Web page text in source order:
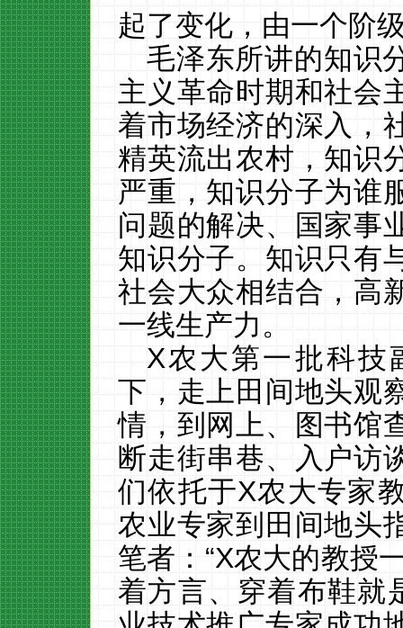
起了变化，由一个阶
毛泽东所讲的知识
主义革命时期和社会
着市场经济的深入，
精英流出农村，知识
严重，知识分子为谁
问题的解决、国家事
知识分子。知识只有
社会大众相结合，高
一线生产力。
X农大第一批科技
下，走上田间地头观
情，到网上、图书馆
断走街串巷、入户访
们依托于X农大专家
农业专家到田间地头
笔者：“X农大的教授
着方言、穿着布鞋就